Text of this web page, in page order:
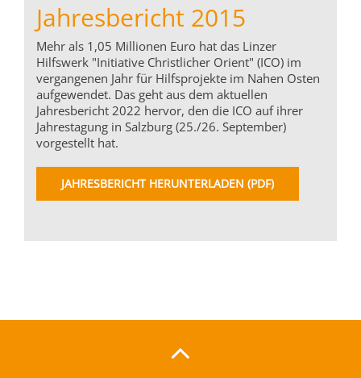
Jahresbericht 2015
Mehr als 1,05 Millionen Euro hat das Linzer
Hilfswerk "Initiative Christlicher Orient" (ICO) im
vergangenen Jahr für Hilfsprojekte im Nahen Osten
aufgewendet. Das geht aus dem aktuellen
Jahresbericht 2022 hervor, den die ICO auf ihrer
Jahrestagung in Salzburg (25./26. September)
vorgestellt hat.
JAHRESBERICHT HERUNTERLADEN (PDF)